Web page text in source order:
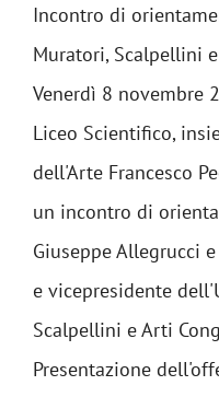
Incontro di
Muratori, Scalpellini
Venerdì 8 novembre
Liceo Scientifico,
dell'Arte Francesco
un incontro di
Giuseppe Allegrucci
e vicepresidente
Scalpellini e Arti
Presentazione